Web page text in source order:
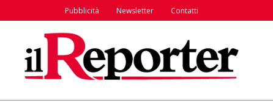
Pubblicità Newsletter Contatti